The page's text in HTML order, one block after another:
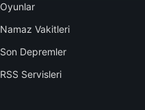
Oyunlar
Namaz Vakitleri
Son Depremler
RSS Servisleri